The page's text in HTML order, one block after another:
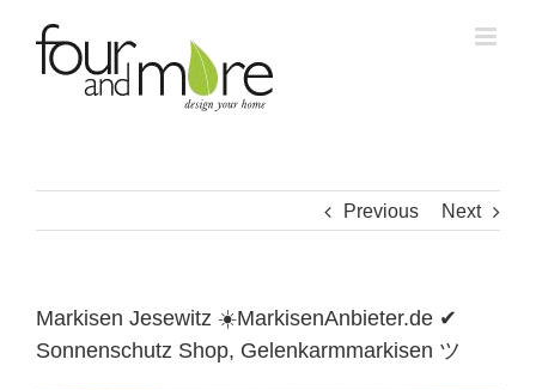
content
Previous Next
Markisen Jesewitz ☀️MarkisenAnbieter.de ✔
Sonnenschutz Shop, Gelenkarmmarkisen ツ